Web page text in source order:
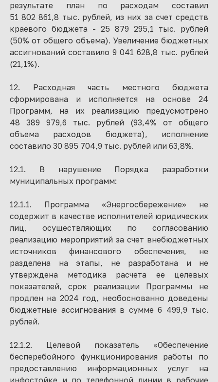
результате план по расходам составил
51 802 861,8 тыс. рублей, из них за счет средств
краевого бюджета - 25 879 295,1 тыс. рублей
(50% от общего объема). Увеличение бюджетных
ассигнований составило 9 041 628,8 тыс. рублей
(21,1%).
12. Расходная часть местного бюджета
сформирована и исполняется на основе 24
Программ, на их реализацию предусмотрено
48 389 979,6 тыс. рублей (93,4% от общего
объема расходов бюджета), исполнение
составило 30 895 704,9 тыс. рублей или 63,8%.
12.1. В нарушение Порядка разработки
муниципальных программ:
12.1.1. Программа «Энергосбережение» не
содержит в качестве исполнителей юридических
лиц, осуществляющих по согласованию
реализацию мероприятий за счет внебюджетных
источников финансового обеспечения, не
разделена на этапы, не разработана и не
утверждена методика расчета ее целевых
показателей, срок реализации Программы не
продлен на 2024 год, необоснованно доведены
бюджетные ассигнования в сумме 6 499,9 тыс.
рублей.
12.1.2. Целевой показатель «Обеспечение
бесперебойного функционирования работы по
предоставлению информационных услуг на
инфостойке и по телефонной линии в рабочие